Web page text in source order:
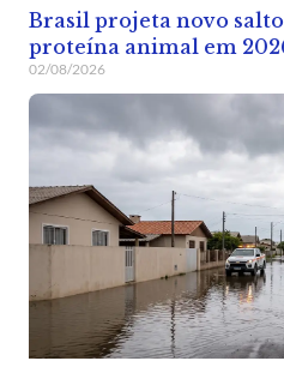
Brasil projeta novo
proteína animal em
02/08/2026